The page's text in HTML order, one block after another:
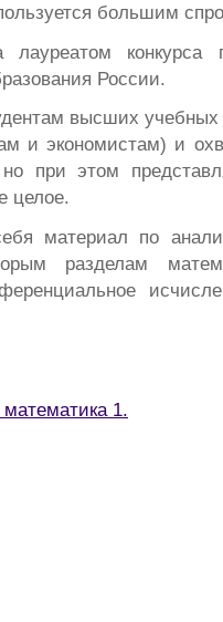
большим
конкурса
России.
высших
и экономистам) и
при этом
целое.
материал по
разделам
1.